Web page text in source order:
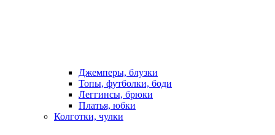
Джемперы, блузки
Топы, футболки, боди
Леггинсы, брюки
Платья, юбки
Колготки, чулки